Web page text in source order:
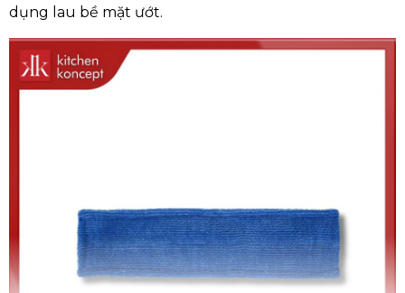
dụng lau bề mặt ướt.